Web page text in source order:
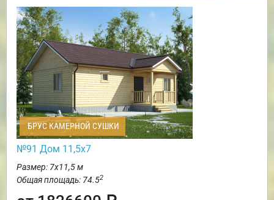
БРУС КАМЕРНОЙ СУШКИ
№91 Дом 11,5х7
Размер: 7х11,5 м
Общая площадь: 74.52